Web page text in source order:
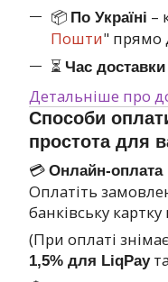
📦 По Україні –
Пошти" прямо
⏳ Час доставки
Детальніше про
Способи
простота для
💳 Онлайн-оплата
Оплатіть
банківську
(При оплаті
1,5% для LiqPay